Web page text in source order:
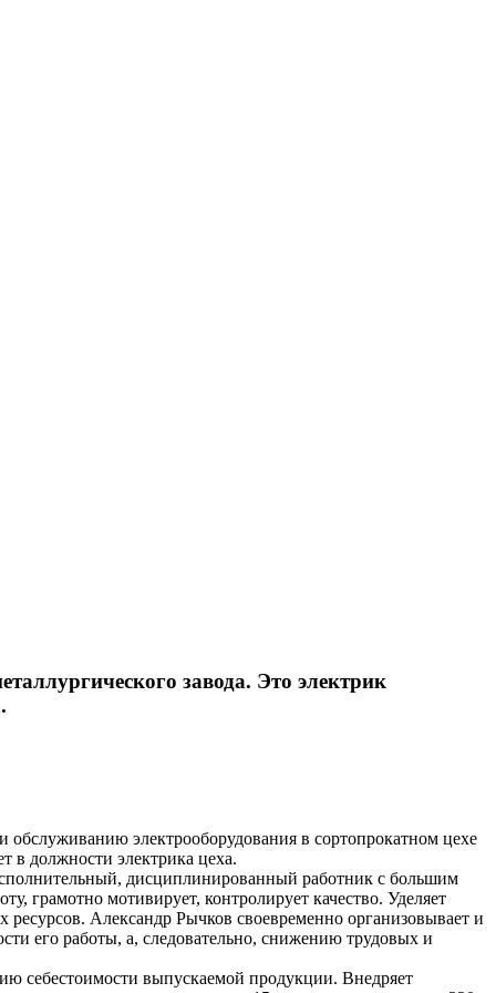
завода. Это электрик
электрооборудования в сортопрокатном цехе
в должности электрика цеха.
дисциплинированный работник с большим
грамотно мотивирует, контролирует качество. Уделяет
Александр Рычков своевременно организовывает и
его работы, а, следовательно, снижению трудовых и
себестоимости выпускаемой продукции. Внедряет